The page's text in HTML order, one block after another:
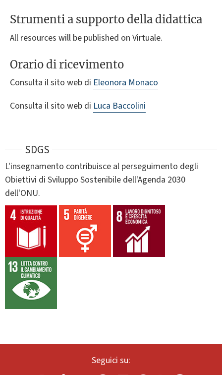
Strumenti a supporto della didattica
All resources will be published on Virtuale.
Orario di ricevimento
Consulta il sito web di Eleonora Monaco
Consulta il sito web di Luca Baccolini
SDGS
L'insegnamento contribuisce al perseguimento degli
Obiettivi di Sviluppo Sostenibile dell'Agenda 2030
dell'ONU.
Seguici su: